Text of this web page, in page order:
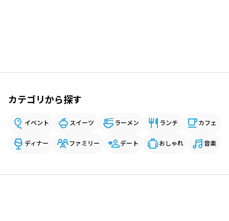
カテゴリから探す
イベント スイーツ ラーメン ランチ カフェ
ディナー ファミリー デート おしゃれ 音楽